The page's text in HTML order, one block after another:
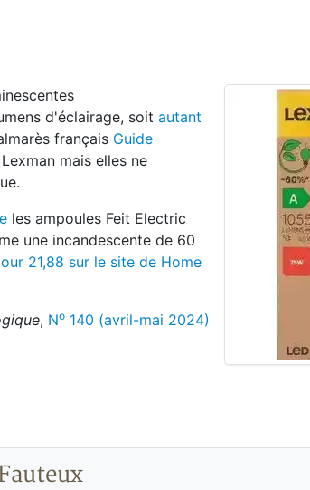
sur le marché
d'éclairage, soit autant
français Guide
mais elles ne
les ampoules Feit Electric
une incandescente de 60
21,88 sur le site de Home
, No 140 (avril-mai 2024)